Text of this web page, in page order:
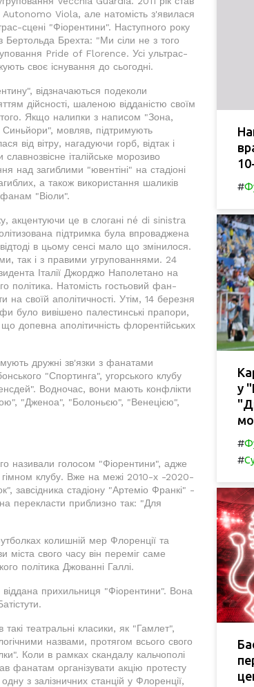
Viola, але натомість з'явилася
сцені "Фіорентини". Наступного року
Брехта: "Ми сіли не з того
Pride of Florence. Усі ультрас-
своє існування до сьогодні.
відзначаються подеколи
дійсності, шаленою відданістю своїм
Якщо налипки з написом "Зона,
Синьйори", мовляв, підтримують
від вітру, нагадуючи горб, відтак і
італійське морозиво
над загиблими "ювентіні" на стадіоні
а також використання шаликів
"Віоли".
акцентуючи це в слогані né di sinistra
підтримка була впроваджена
в цьому сенсі мало що змінилося.
так і з правими угрупованнями. 24
Італії Джорджо Наполетано на
політика. Натомість гостьовий фан-
своїй аполітичності. Утім, 14 березня
було вивішено палестинські прапори,
допевна аполітичність флорентійських
дружні зв'язки з фанатами
"Спортинга", угорського клубу
Водночас, вони мають конфлікти
"Дженоа", "Болоньєю", "Венецією",
називали голосом "Фіорентини", адже
гімном клубу. Вже на межі 2010-х -2020-
завсідника стадіону "Артеміо Франкі" -
перекласти приблизно так: "Для
колишній мер Флоренції та
міста свого часу він переміг саме
політика Джованні Галлі.
прихильниця "Фіорентини". Вона
театральні класики, як "Гамлет",
назвами, протягом всього свого
Коли в рамках скандалу кальчополі
фанатам організувати акцію протесту
з залізничних станцій у Флоренції,
#
у
#
#